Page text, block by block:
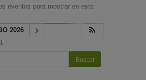
eventos para mostrar en esta
2026